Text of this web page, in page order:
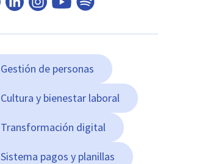
Gestión de personas
Cultura y bienestar laboral
Transformación digital
Sistema pagos y planillas